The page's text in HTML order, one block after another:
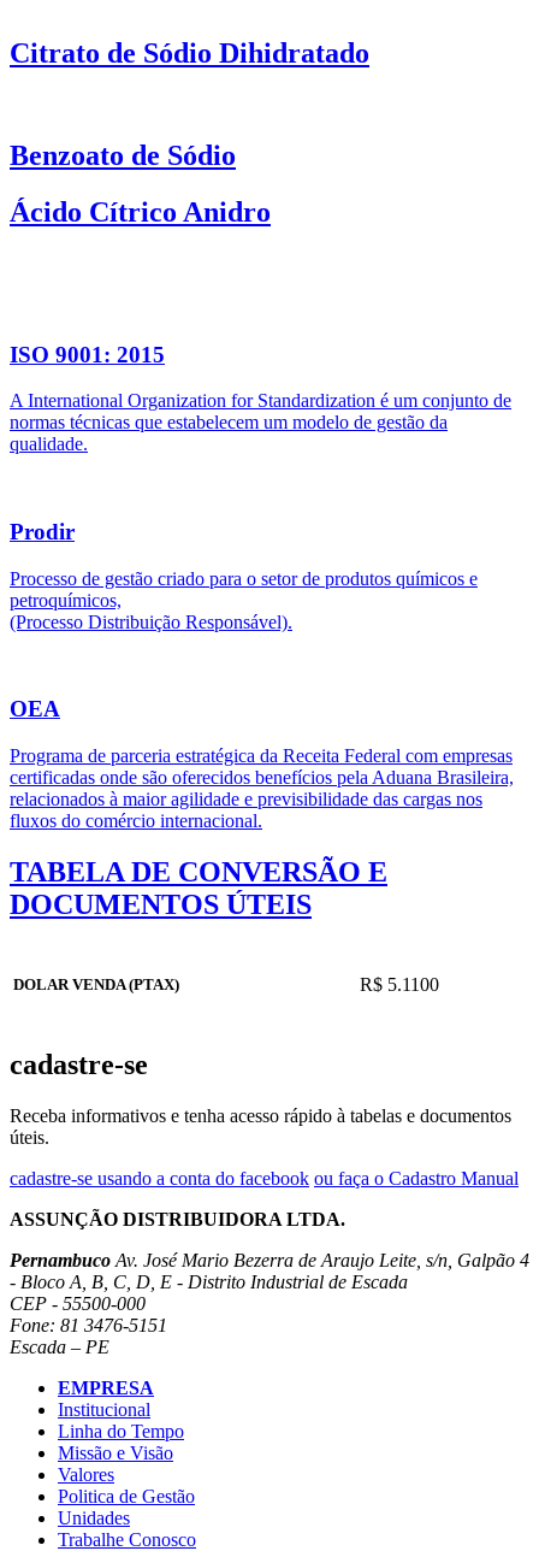
Citrato de Sódio Dihidratado
Benzoato de Sódio
Ácido Cítrico Anidro
ISO 9001: 2015
A International Organization for Standardization é um conjunto de
normas técnicas que estabelecem um modelo de gestão da
qualidade.
Prodir
Processo de gestão criado para o setor de produtos químicos e
petroquímicos,
(Processo Distribuição Responsável).
OEA
Programa de parceria estratégica da Receita Federal com empresas
certificadas onde são oferecidos benefícios pela Aduana Brasileira,
relacionados à maior agilidade e previsibilidade das cargas nos
fluxos do comércio internacional.
TABELA DE CONVERSÃO E
DOCUMENTOS ÚTEIS
DOLAR VENDA (PTAX) R$ 5.1100
cadastre-se
Receba informativos e tenha acesso rápido à tabelas e documentos
úteis.
cadastre-se usando a conta do facebook ou faça o Cadastro Manual
ASSUNÇÃO DISTRIBUIDORA LTDA.
Pernambuco Av. José Mario Bezerra de Araujo Leite, s/n, Galpão 4
- Bloco A, B, C, D, E - Distrito Industrial de Escada
CEP - 55500-000
Fone: 81 3476-5151
Escada – PE
EMPRESA
Institucional
Linha do Tempo
Missão e Visão
Valores
Politica de Gestão
Unidades
Trabalhe Conosco